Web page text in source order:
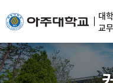
대
교